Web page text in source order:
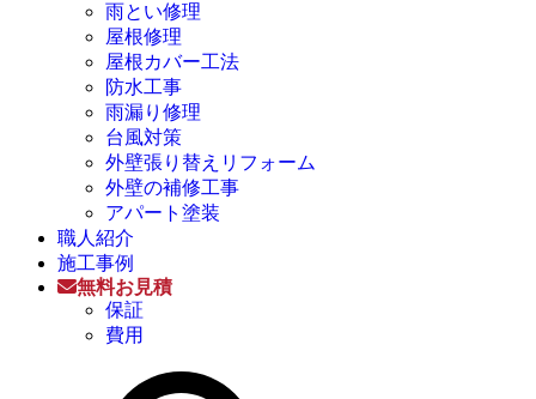
雨とい修理
屋根修理
屋根カバー工法
防水工事
雨漏り修理
台風対策
外壁張り替えリフォーム
外壁の補修工事
アパート塗装
職人紹介
施工事例
無料お見積
保証
費用